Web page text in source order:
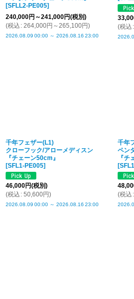
[SFLL2-PE005]
240,000円 ～241,000円(税別)
(税込 : 264,000円 ～265,100円)
2026.08.09 00:00 ～ 2026.08.16 23:00
(税込 :
千年フェザー(L1)
クローフック/アローメディスン
『チェーン50cm』
[SFL1-PE005]
46,000円(税別)
(税込 : 50,600円)
2026.08.09 00:00 ～ 2026.08.16 23:00
千年
ペン
『チ
[
(税込 :